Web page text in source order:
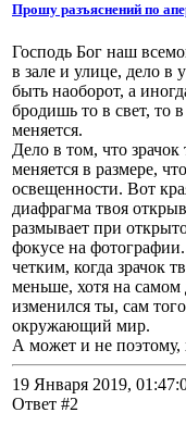
Прошу разъяснений по
Господь Бог наш
в зале и улице, дело в
быть наоборот, а
бродишь то в свет, то
меняется.
Дело в том, что
меняется в размере,
освещенности. Вот
диафрагма твоя
размывает при
фокусе на
четким, когда зрачок
меньше, хотя на
изменился ты, сам
окружающий мир.
А может и не поэтому,
19 Января 2019,
Ответ #2